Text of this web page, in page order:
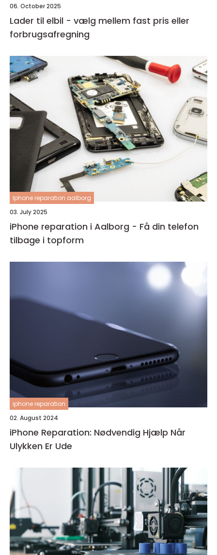
06. October 2025
Lader til elbil - vælg mellem fast pris eller
forbrugsafregning
Iphone reparation aalborg
03. July 2025
iPhone reparation i Aalborg - Få din telefon
tilbage i topform
iphone reparation
02. August 2024
iPhone Reparation: Nødvendig Hjælp Når
Ulykken Er Ude